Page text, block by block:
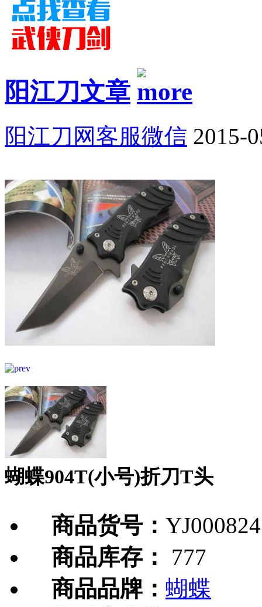
阳江刀文章
阳江刀网客服微信 2015-
蝴蝶904T(小号)折刀T头
商品货号： YJ000824
商品库存：
777
商品品牌： 蝴蝶